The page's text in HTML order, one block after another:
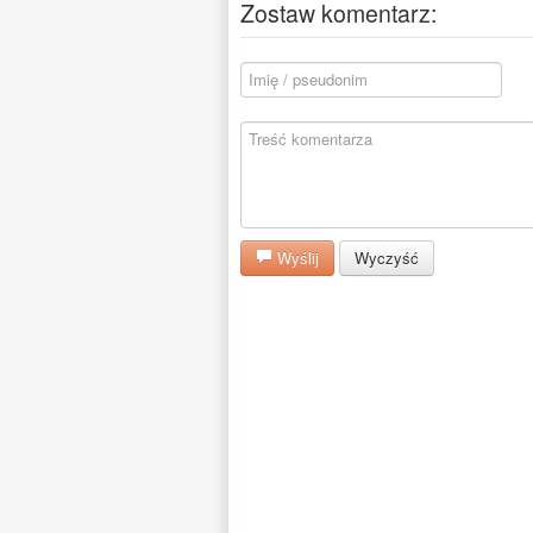
Zostaw komentarz:
Wyślij Wyczyść